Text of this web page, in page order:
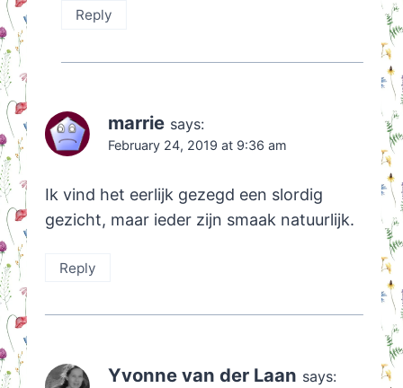
Reply
marrie says:
February 24, 2019 at 9:36 am
Ik vind het eerlijk gezegd een slordig
gezicht, maar ieder zijn smaak natuurlijk.
Reply
Yvonne van der Laan says: